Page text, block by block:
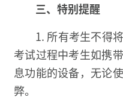
三、特别提醒
1. 所有考生不得
考试过程中考生如携
息功能的设备，无论
弊。